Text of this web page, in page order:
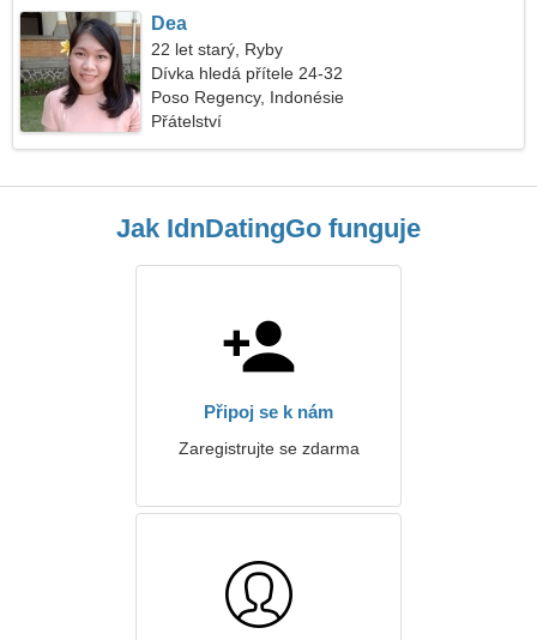
Dea
22 let starý, Ryby
Dívka hledá přítele 24-32
Poso Regency, Indonésie
Přátelství
Jak IdnDatingGo funguje
Připoj se k nám
Zaregistrujte se zdarma